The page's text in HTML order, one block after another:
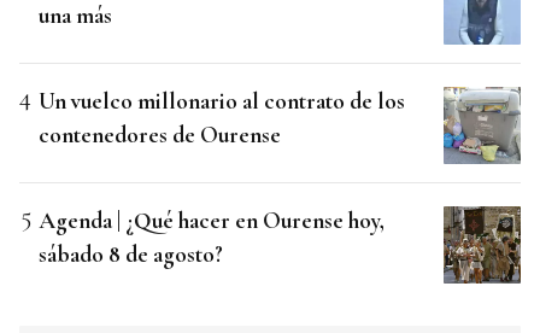
una más
Un vuelco millonario al contrato de los
contenedores de Ourense
Agenda | ¿Qué hacer en Ourense hoy,
sábado 8 de agosto?